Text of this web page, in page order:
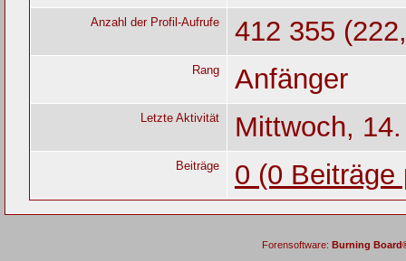
Anzahl der Profil-Aufrufe 412 355
Rang Anfänger
Letzte Aktivität Mittwoch,
Beiträge 0 (0 Beiträge
Forensoftware: Burning